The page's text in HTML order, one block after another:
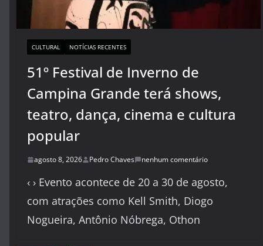
CULTURAL NOTÍCIAS RECENTES
51º Festival de Inverno de
Campina Grande terá shows,
teatro, dança, cinema e cultura
popular
agosto 8, 2026 Pedro Chaves nenhum comentário
‹ › Evento acontece de 20 a 30 de agosto,
com atrações como Kell Smith, Diogo
Nogueira, Antônio Nóbrega, Othon